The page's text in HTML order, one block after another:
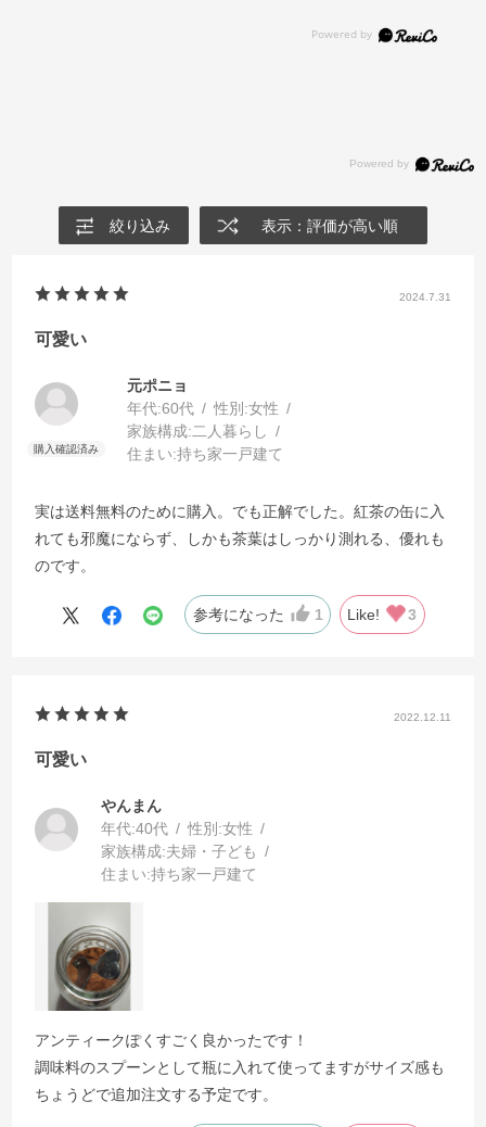
絞り込み 表示：評価が高い順
2024.7.31
可愛い
元ポニョ
年代:60代 性別:女性
家族構成:二人暮らし
住まい:持ち家一戸建て
実は送料無料のために購入。でも正解でした。紅茶の缶に入
れても邪魔にならず、しかも茶葉はしっかり測れる、優れも
のです。
参考になった 1 Like! 3
2022.12.11
可愛い
んまん
年代:40代 性別:女性
家族構成:夫婦・子ども
住まい:持ち家一戸建て
アンティークぽくすごく良かったです！
調味料のスプーンとして瓶に入れて使ってますがサイズ感も
ちょうどで追加注文する予定です。